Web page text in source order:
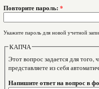
Повторите пароль: *
Укажите пароль для новой учетной
КАПЧА
Этот вопрос задается для того, чтобы
представляете из себя
Напишите ответ на вопрос в